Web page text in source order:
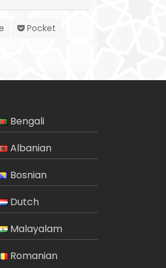
Pocket
Bengali
Albanian
Bosnian
Dutch
Malayalam
Romanian